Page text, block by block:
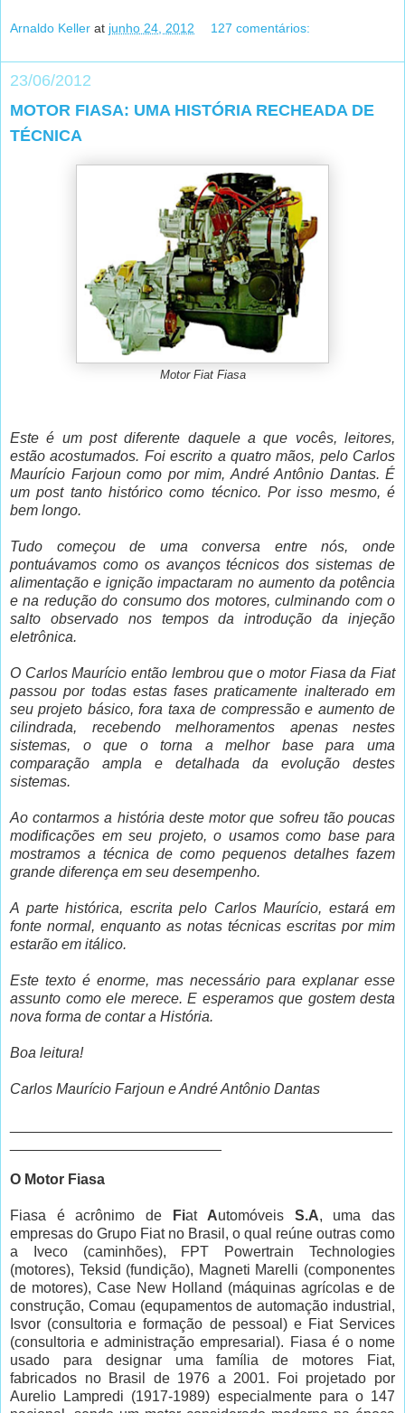
Arnaldo Keller at junho 24, 2012 127 comentários:
23/06/2012
MOTOR FIASA: UMA HISTÓRIA RECHEADA DE
TÉCNICA
Motor Fiat Fiasa
Este é um post diferente daquele a que vocês, leitores,
estão acostumados. Foi escrito a quatro mãos, pelo Carlos
Maurício Farjoun como por mim, André Antônio Dantas. É
um post tanto histórico como técnico. Por isso mesmo, é
bem longo.
Tudo começou de uma conversa entre nós, onde
pontuávamos como os avanços técnicos dos sistemas de
alimentação e ignição impactaram no aumento da potência
e na redução do consumo dos motores, culminando com o
salto observado nos tempos da introdução da injeção
eletrônica.
O Carlos Maurício então lembrou que o motor Fiasa da Fiat
passou por todas estas fases praticamente inalterado em
seu projeto básico, fora taxa de compressão e aumento de
cilindrada, recebendo melhoramentos apenas nestes
sistemas, o que o torna a melhor base para uma
comparação ampla e detalhada da evolução destes
sistemas.
Ao contarmos a história deste motor que sofreu tão poucas
modificações em seu projeto, o usamos como base para
mostramos a técnica de como pequenos detalhes fazem
grande diferença em seu desempenho.
A parte histórica, escrita pelo Carlos Maurício, estará em
fonte normal, enquanto as notas técnicas escritas por mim
estarão em itálico.
Este texto é enorme, mas necessário para explanar esse
assunto como ele merece. E esperamos que gostem desta
nova forma de contar a História.
Boa leitura!
Carlos Maurício Farjoun e André Antônio Dantas
O Motor Fiasa
Fiasa é acrônimo de Fiat Automóveis S.A, uma das
empresas do Grupo Fiat no Brasil, o qual reúne outras como
a Iveco (caminhões), FPT Powertrain Technologies
(motores), Teksid (fundição), Magneti Marelli (componentes
de motores), Case New Holland (máquinas agrícolas e de
construção, Comau (equpamentos de automação industrial,
Isvor (consultoria e formação de pessoal) e Fiat Services
(consultoria e administração empresarial). Fiasa é o nome
usado para designar uma família de motores Fiat,
fabricados no Brasil de 1976 a 2001. Foi projetado por
Aurelio Lampredi (1917-1989) especialmente para o 147